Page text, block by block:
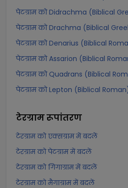
पेटग्राम को Didrachma (Biblical
पेटग्राम को Drachma (Biblical
पेटग्राम को Denarius (Biblical
पेटग्राम को Assarion (Biblical
पेटग्राम को Quadrans (Biblical
पेटग्राम को Lepton (Biblical
टेरग्रामरूपांतरण
टेरग्राम को एक्सग्राम में बदलें
टेरग्राम को पेटग्राम में बदलें
टेरग्राम को गिगाग्राम में बदलें
टेरग्राम को मैगाग्राम में बदलें